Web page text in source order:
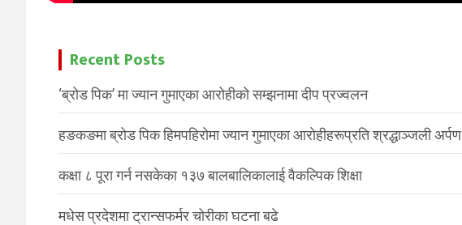
Recent Posts
‘ब्रोड पिक’ मा ज्यान गुमाएका आरोहीको सम्झनामा दीप प्रज्वलन
हङकङमा ब्रोड पिक हिमपहिरोमा ज्यान गुमाएका आरोहीहरूप्रति श्रद्धाञ्जली अर्पण
कक्षा ८ पूरा गर्न नसकेका १३७ बालबालिकालाई वैकल्पिक शिक्षा
मधेस प्रदेशमा ट्रान्सफर्मर चोरीका घटना बढे